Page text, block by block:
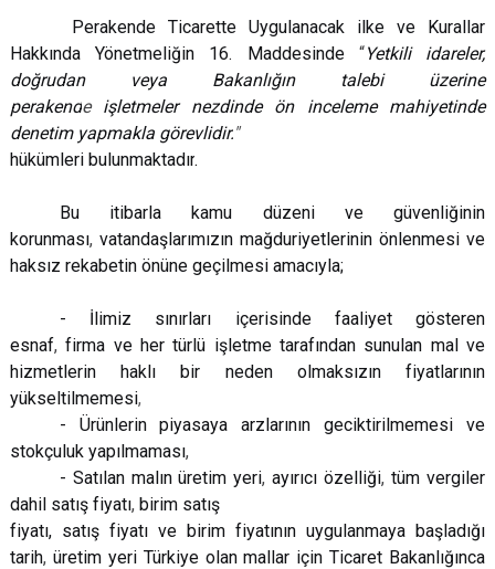
Perakende Ticarette Uygulanacak ilke ve Kurallar
Hakkında Yönetmeliğin 16. Maddesinde “Yetkili idareler,
doğrudan veya Bakanlığın talebi üzerine
perakende işletmeler nezdinde ön inceleme mahiyetinde
denetim yapmakla görevlidir."
hükümleri bulunmaktadır.
Bu itibarla kamu düzeni ve güvenliğinin
korunması, vatandaşlarımızın mağduriyetlerinin önlenmesi ve
haksız rekabetin önüne geçilmesi amacıyla;
- İlimiz sınırları içerisinde faaliyet gösteren
esnaf,firma ve her türlü işletme tarafından sunulan mal ve
hizmetlerin haklı bir neden olmaksızın fiyatlarının
yükseltilmemesi,
- Ürünlerin piyasaya arzlarının geciktirilmemesi ve
stokçuluk yapılmaması,
- Satılan malın üretim yeri,ayırıcı özelliği,tüm vergiler
dahil satış fiyatı, birim satış
fiyatı, satış fiyatı ve birim fiyatının uygulanmaya başladığı
tarih, üretim yeri Türkiye olan mallar için Ticaret Bakanlığınca